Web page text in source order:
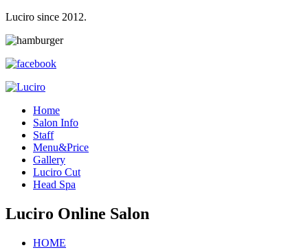
Luciro since 2012.
Home
Salon Info
Staff
Menu&Price
Gallery
Luciro Cut
Head Spa
Luciro Online Salon
HOME